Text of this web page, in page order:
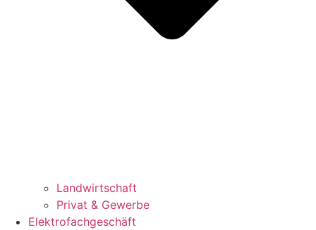
Landwirtschaft
Privat & Gewerbe
Elektrofachgeschäft